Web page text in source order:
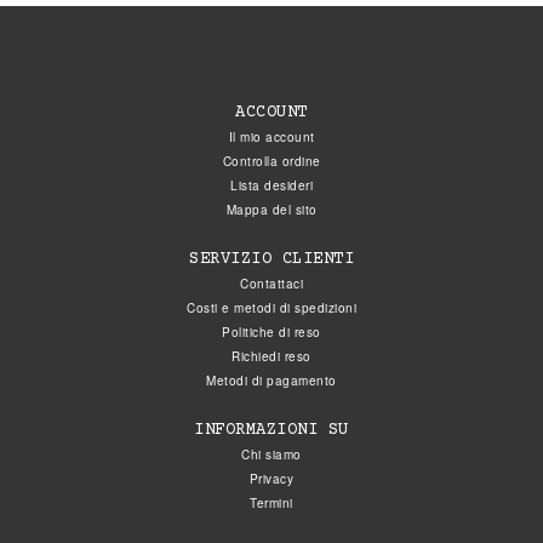
ACCOUNT
Il mio account
Controlla ordine
Lista desideri
Mappa del sito
SERVIZIO CLIENTI
Contattaci
Costi e metodi di spedizioni
Politiche di reso
Richiedi reso
Metodi di pagamento
INFORMAZIONI SU
Chi siamo
Privacy
Termini